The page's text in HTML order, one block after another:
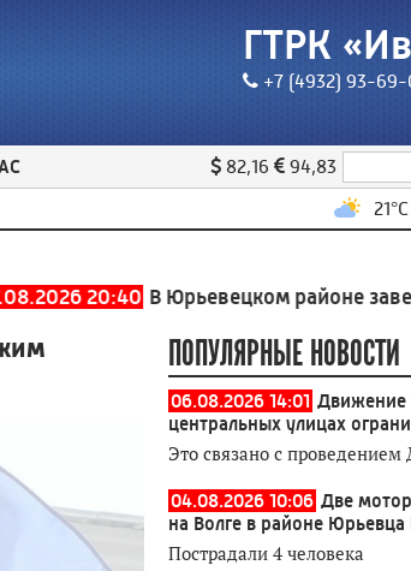
ГТРК
+7 (4932) 93-
82,16
94,83
21°C
В Юрьевецком районе завершилась
ПОПУЛЯРНЫЕ НОВОСТИ
06.08.2026 14:01 Движение
центральных улицах
Это связано с проведением
04.08.2026 10:06 Две
на Волге в районе
Пострадали 4 человека